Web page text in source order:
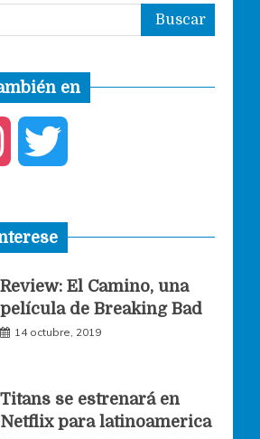
en
s
t
a
g
i
t
t
Review: El Camino, una
película de Breaking Bad
14 octubre, 2019
Titans se estrenará en
Netflix para latinoamerica